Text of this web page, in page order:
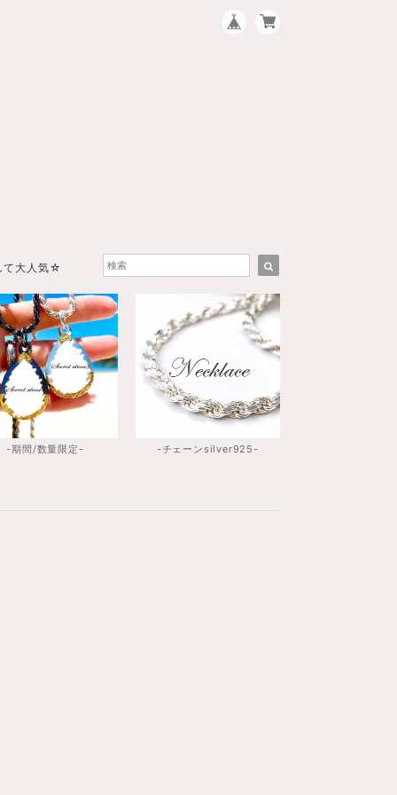
て大人気☆
-期間/数量限定- -チェーンsilver925-